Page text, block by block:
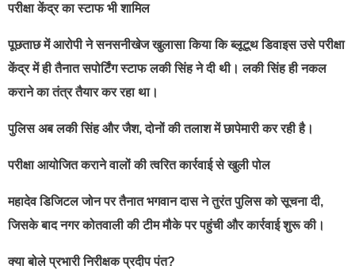
परीक्षा केंद्र का स्टाफ भी शामिल
पूछताछ में आरोपी ने सनसनीखेज खुलासा किया कि ब्लूटूथ डिवाइस उसे परीक्षा
केंद्र में ही तैनात सपोर्टिंग स्टाफ लकी सिंह ने दी थी। लकी सिंह ही नकल
कराने का तंत्र तैयार कर रहा था।
पुलिस अब लकी सिंह और जैश, दोनों की तलाश में छापेमारी कर रही है।
परीक्षा आयोजित कराने वालों की त्वरित कार्रवाई से खुली पोल
महादेव डिजिटल जोन पर तैनात भगवान दास ने तुरंत पुलिस को सूचना दी,
जिसके बाद नगर कोतवाली की टीम मौके पर पहुंची और कार्रवाई शुरू की।
क्या बोले प्रभारी निरीक्षक प्रदीप पंत?